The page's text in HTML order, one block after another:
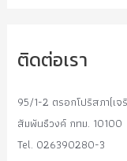
ติดต่อเรา
95/1-2 ตรอกโปริสภา(เ
สัมพันธืวงค์ กทม. 10100
Tel. 026390280-3